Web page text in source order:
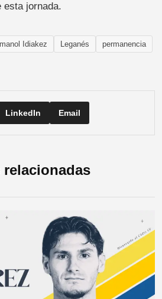
esta jornada.
Imanol Idiakez Leganés
permanencia
LinkedIn Email